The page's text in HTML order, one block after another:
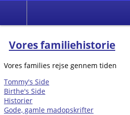
Vores familiehistorie
Vores families rejse gennem tiden
Tommy's Side
Birthe's Side
Historier
Gode, gamle madopskrifter